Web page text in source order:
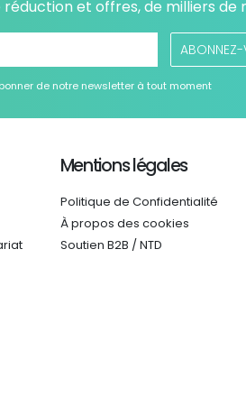
et offres, de milliers de
de notre newsletter à tout moment
Mentions légales
Politique de Confidentialité
À propos des cookies
Soutien B2B / NTD